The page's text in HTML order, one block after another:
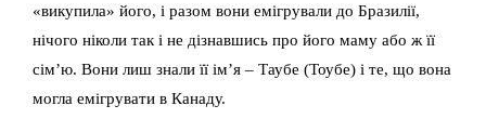
«викупила» його, і разом вони емігрували до Бразилії,
нічого ніколи так і не дізнавшись про його маму або ж її
сім’ю. Вони лиш знали її ім’я – Таубе (Тоубе) і те, що вона
могла емігрувати в Канаду.